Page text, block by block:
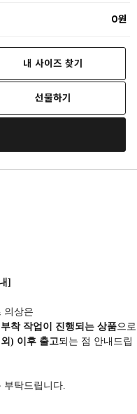
0
내 사이즈 찾기
선물하기
]
의상은
착 작업이 진행되는 상품으로
) 이후 출고되는 점 안내드립
부탁드립니다.